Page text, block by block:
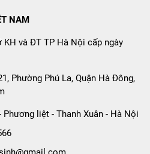
Lock):
Của Bếp
NAM
KH và ĐT TP Hà Nội cấp ngày
Phường Phú La, Quận Hà Đông,
Phương liệt - Thanh Xuân - Hà Nội